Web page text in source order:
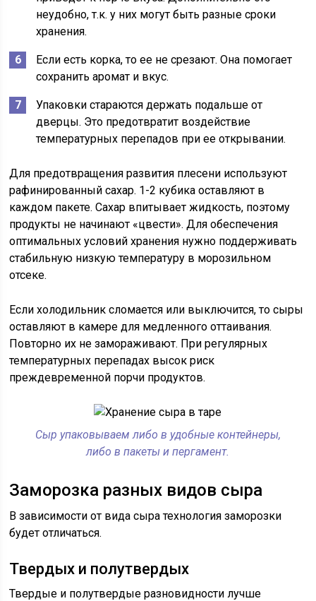
неудобно, т.к. у них могут быть разные сроки
хранения.
Если есть корка, то ее не срезают. Она помогает
сохранить аромат и вкус.
Упаковки стараются держать подальше от
дверцы. Это предотвратит воздействие
температурных перепадов при ее открывании.
Для предотвращения развития плесени используют
рафинированный сахар. 1-2 кубика оставляют в
каждом пакете. Сахар впитывает жидкость, поэтому
продукты не начинают «цвести». Для обеспечения
оптимальных условий хранения нужно поддерживать
стабильную низкую температуру в морозильном
отсеке.
Если холодильник сломается или выключится, то сыры
оставляют в камере для медленного оттаивания.
Повторно их не замораживают. При регулярных
температурных перепадах высок риск
преждевременной порчи продуктов.
Сыр упаковываем либо в удобные контейнеры,
либо в пакеты и пергамент.
Заморозка разных видов сыра
В зависимости от вида сыра технология заморозки
будет отличаться.
Твердых и полутвердых
Твердые и полутвердые разновидности лучше